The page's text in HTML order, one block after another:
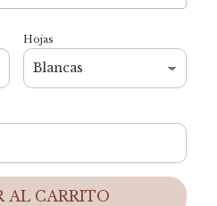
Hojas
AL CARRITO